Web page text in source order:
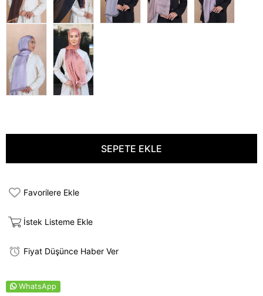
Favorilere Ekle
İstek Listeme Ekle
Fiyat Düşünce Haber Ver
WhatsApp